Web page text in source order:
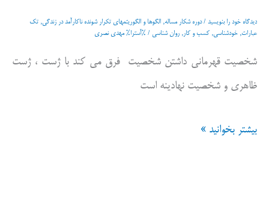
دیدگاه‌ خود را بنویسید /دوره شکار مساله, الگوها و الگوریتمهای تکرار شونده ناکارآمد در زندگی, تک
عبارات, خودشناسی, کسب و کار, روان شناسی / %آسترا% مهدی نصری
شخصیت قهرمانی داشتن شخصیت فرق می کند با ژست ، ژست
ظاهری و شخصیت نهادینه است
بیشتر بخوانید »